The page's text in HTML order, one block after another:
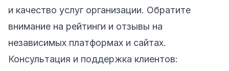
и качество услуг организации. Обратите
внимание на рейтинги и отзывы на
независимых платформах и сайтах.
Консультация и поддержка клиентов: